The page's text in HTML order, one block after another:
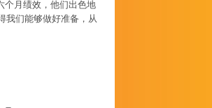
个月绩效，他们出色地
我们能够做好准备，从